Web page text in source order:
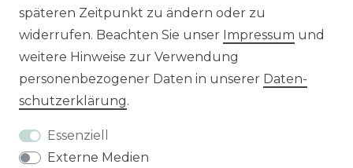
Unsere Zahlungsarten
späteren Zeitpunkt zu ändern oder zu
widerrufen. Beachten Sie unser Impressum und
weitere Hinweise zur Verwendung
personenbezogener Daten in unserer Daten­
schutz­erklärung.
Essenziell
Externe Medien